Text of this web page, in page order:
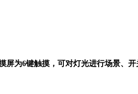
为6键触摸，可对灯光进行场景、开